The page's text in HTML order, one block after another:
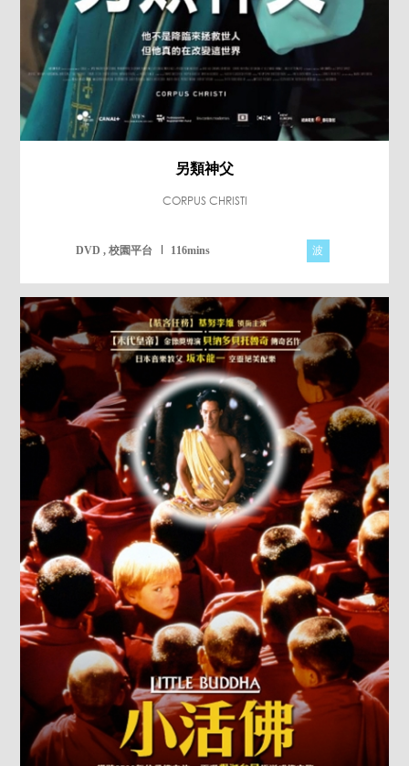
另類神父
CORPUS CHRISTI
DVD , 校園平台 116mins 波